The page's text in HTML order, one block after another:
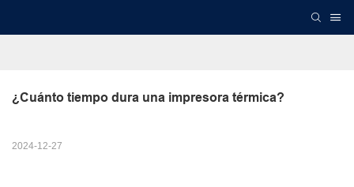
¿Cuánto tiempo dura una impresora térmica?
2024-12-27